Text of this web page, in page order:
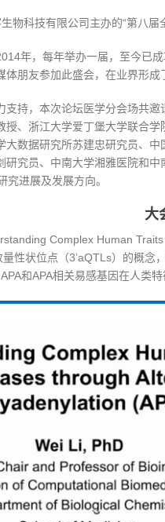
物科技有限公司主办的“第八
年，每年举办一届，至今已
朋友参加此盛会，在业界形成
支持，本次论坛医学分会场共
、浙江大学爱丁堡大学联合
大数据研究所苏建忠研究员、
研究员、中南大学湘雅医院和
进展及发展方向。
大
Complex Human
性状位点（3’aQTLs）的概
和APA相关易感基因在人类